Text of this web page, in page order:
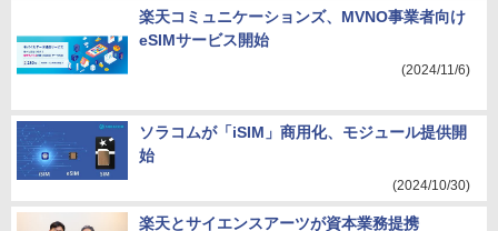
楽天コミュニケーションズ、MVNO事業者向け
eSIMサービス開始
(2024/11/6)
ソラコムが「iSIM」商用化、モジュール提供開
始
(2024/10/30)
楽天とサイエンスアーツが資本業務提携